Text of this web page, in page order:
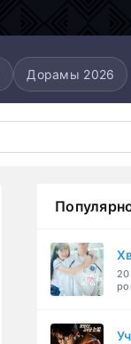
Дорамы 2026